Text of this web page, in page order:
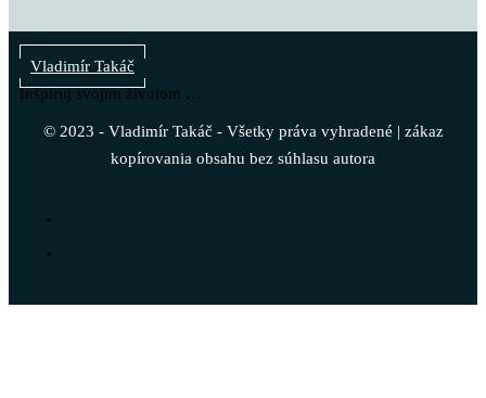
Vladimír Takáč
Inšpiruj svojim životom …
© 2023 - Vladimír Takáč - Všetky práva vyhradené | zákaz
kopírovania obsahu bez súhlasu autora